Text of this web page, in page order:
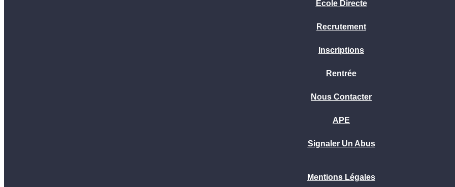
Ecole Directe
Recrutement
Inscriptions
Rentrée
Nous Contacter
APE
Signaler Un Abus
Mentions Légales